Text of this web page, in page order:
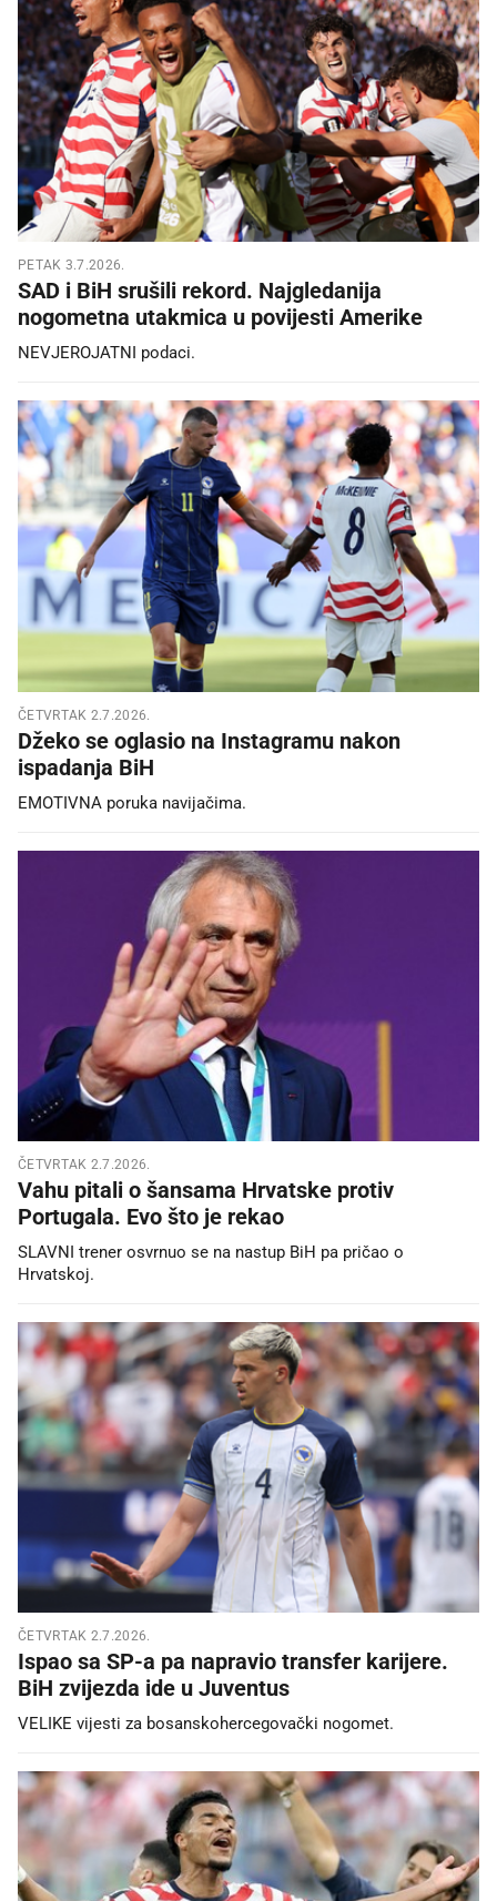
PETAK 3.7.2026.
SAD i BiH srušili rekord. Najgledanija
nogometna utakmica u povijesti Amerike
NEVJEROJATNI podaci.
ČETVRTAK 2.7.2026.
Džeko se oglasio na Instagramu nakon
ispadanja BiH
EMOTIVNA poruka navijačima.
ČETVRTAK 2.7.2026.
Vahu pitali o šansama Hrvatske protiv
Portugala. Evo što je rekao
SLAVNI trener osvrnuo se na nastup BiH pa pričao o
Hrvatskoj.
ČETVRTAK 2.7.2026.
Ispao sa SP-a pa napravio transfer karijere.
BiH zvijezda ide u Juventus
VELIKE vijesti za bosanskohercegovački nogomet.